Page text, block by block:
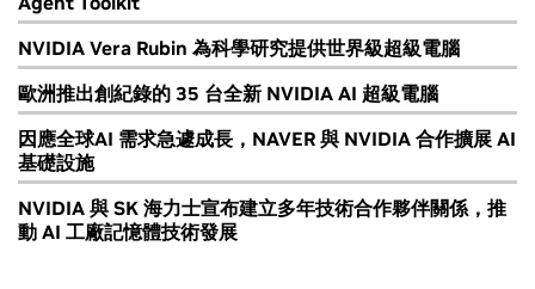
NVIDIA Vera Rubin 為科學研究提供世界級超級電腦
歐洲推出創紀錄的 35 台全新 NVIDIA AI 超級電腦
因應全球AI 需求急遽成長，NAVER 與 NVIDIA 合作擴展 AI
基礎設施
NVIDIA 與 SK 海力士宣布建立多年技術合作夥伴關係，推
動 AI 工廠記憶體技術發展